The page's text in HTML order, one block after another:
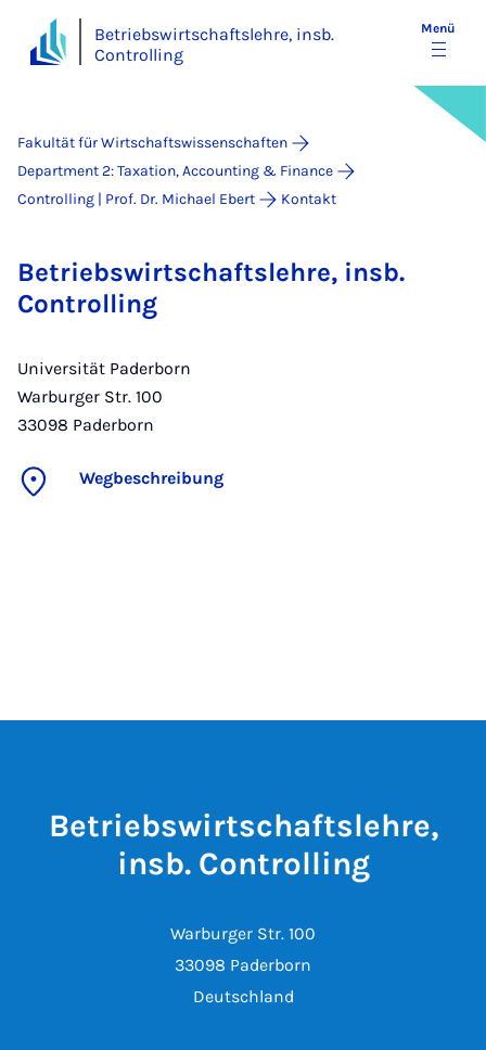
Betriebswirtschaftslehre, insb.
Controlling
Menü
Fakultät für Wirtschaftswissenschaften
Department 2: Taxation, Accounting & Finance
Controlling | Prof. Dr. Michael Ebert
Kontakt
Betriebswirtschaftslehre, insb.
Controlling
Universität Paderborn
Warburger Str. 100
33098 Paderborn
Wegbeschreibung
Betriebswirtschaftslehre,
insb. Controlling
Warburger Str. 100
33098 Paderborn
Deutschland